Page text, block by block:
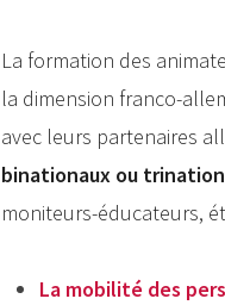
La formation des
la dimension franco-
avec leurs partenaires
binationaux ou
moniteurs-éducateurs,
La mobilité des